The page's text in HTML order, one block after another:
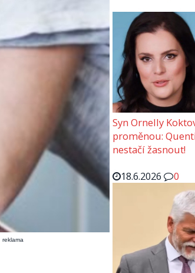
reklama
Syn Ornelly
proměnou:
nestačí žasnout!
18.6.2026
0